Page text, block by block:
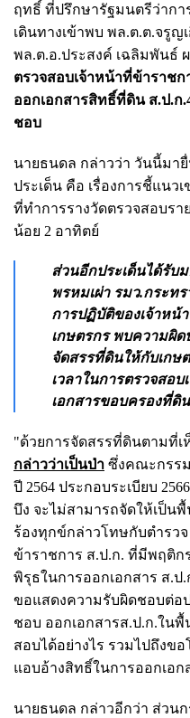
ฤทธิ์ ที่ปรึกษารัฐมนตรีว่าก
เดินทางเข้าพบ พล.ต.ต.จรูญ
พล.ต.อ.ประสงค์ เฉลิมพันธ์
ตรวจสอบเจ้าหน้าที่ข้าราช
ออกเอกสารสิทธิ์ที่ดิน ส.ป.ก
ชอบ
นายธนดล กล่าวว่า วันนี้มา
ประเด็น คือ เรื่องการชี้แนว
ที่ทำการรางวัดตรวจสอบรา
น้อย 2 อาทิตย์
ส่วนอีกประเด็นได้รับ
พรหมเผ่า รมว.กระท
การปฏิบัติของเจ้าหน้
เกษตรกร พบความผิ
จัดสรรที่ดินให้กับเกษ
เวลาในการตรวจสอบ
เอกสารขอบครองที่ดิ
"ด้วยการจัดสรรที่ดินตามที่เ
กล่าวว่าเป็นป่า ซึ่งคณะกรร
ปี 2564 ประกอบระเบียบ
บึง จะไม่สามารถจัดให้เป็น
ร้องทุกข์กล่าวโทษกับตำรว
ข้าราชการ ส.ป.ก. ที่มีพฤติ
พิรุธในการออกเอกสาร ส.ป.
ขอแสดงความรับผิดชอบต่
ชอบ ออกเอกสารส.ป.ก.ใน
สอบได้อย่างไร รวมไปถึงข
แอบอ้างสิทธิ์ในการออกเอ
นายธนดล กล่าวอีกว่า ส่วน